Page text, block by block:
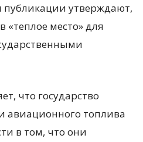
утверждают,
«теплое место» для
что государство
авиационного топлива
в том, что они